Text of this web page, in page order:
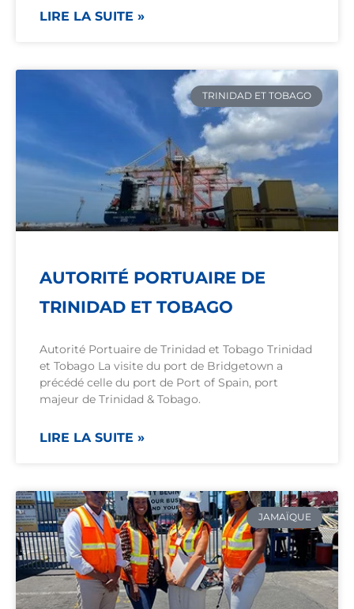
LIRE LA SUITE »
TRINIDAD ET TOBAGO
AUTORITÉ PORTUAIRE DE
TRINIDAD ET TOBAGO
Autorité Portuaire de Trinidad et Tobago Trinidad
et Tobago La visite du port de Bridgetown a
précédé celle du port de Port of Spain, port
majeur de Trinidad & Tobago.
LIRE LA SUITE »
JAMAÏQUE